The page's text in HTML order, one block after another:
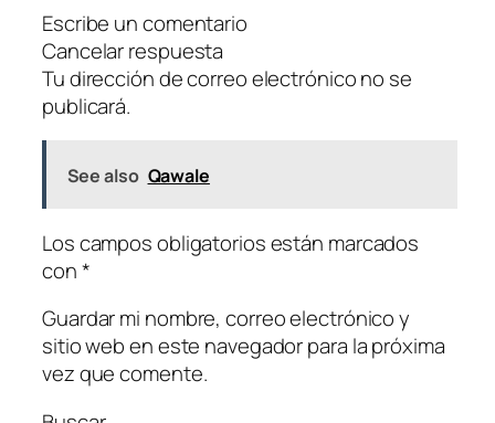
Escribe un comentario
Cancelar respuesta
Tu dirección de correo electrónico no se
publicará.
See also Qawale
Los campos obligatorios están marcados
con *
Guardar mi nombre, correo electrónico y
sitio web en este navegador para la próxima
vez que comente.